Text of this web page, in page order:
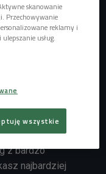
się zbędnych
wziąć udział w
twierdzą, że
z bardzo
najbardziej
skanowanie
Przechowywanie
reklamy i
usług.
wszystkie